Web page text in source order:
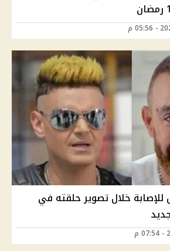
خلال تصوير حلقته في